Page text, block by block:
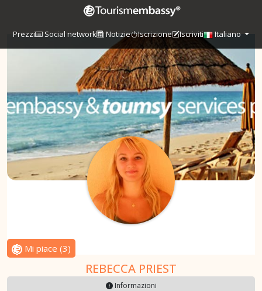
Prezzi Social network Notizie Iscrizione Iscriviti Italiano
Mi piace (3)
REBECCA PRIEST
Informazioni